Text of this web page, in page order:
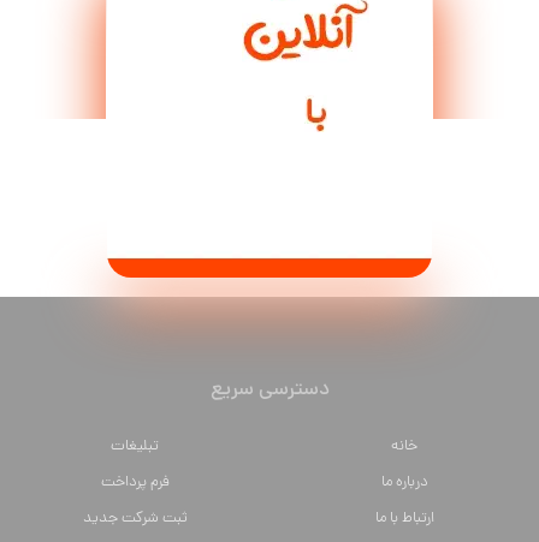
دسترسی سریع
خانه
تبلیغات
درباره ما
فرم پرداخت
ارتباط با ما
ثبت شرکت جدید